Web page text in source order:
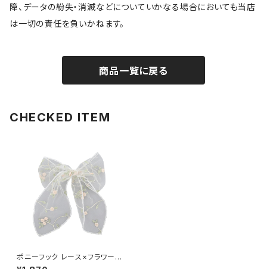
障、データの紛失・消滅などについていかなる場合においても当店
は一切の責任を負いかねます。
商品一覧に戻る
CHECKED ITEM
ポニーフック レース×フラワー刺
繍 HCF0250-WH（ホワイト）